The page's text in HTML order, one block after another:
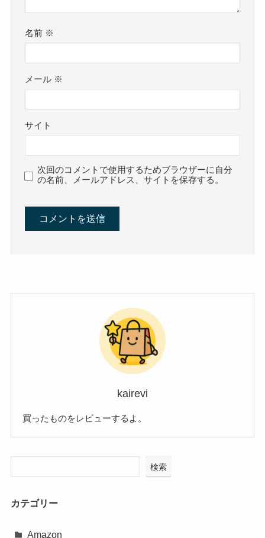
名前 ※
メール ※
サイト
次回のコメントで使用するためブラウザーに自分
の名前、メールアドレス、サイトを保存する。
kairevi
買ったものをレビューするよ。
検索
カテゴリー
Amazon